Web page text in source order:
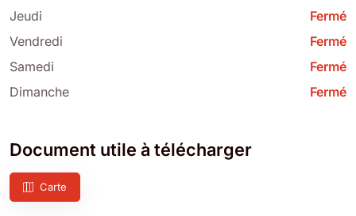
Jeudi
Fermé
Vendredi
Fermé
Samedi
Fermé
Dimanche
Fermé
Document utile à télécharger
Carte